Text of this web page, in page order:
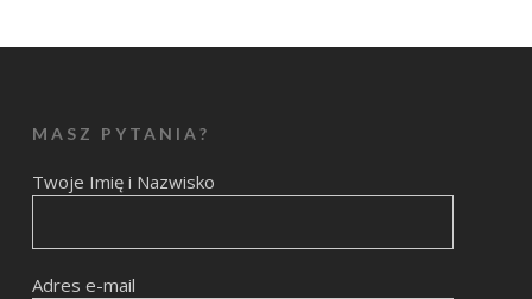
MASZ PYTANIA?
Twoje Imię i Nazwisko
Adres e-mail